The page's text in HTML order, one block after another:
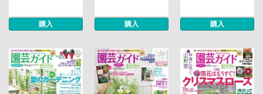
購入 購入 購入